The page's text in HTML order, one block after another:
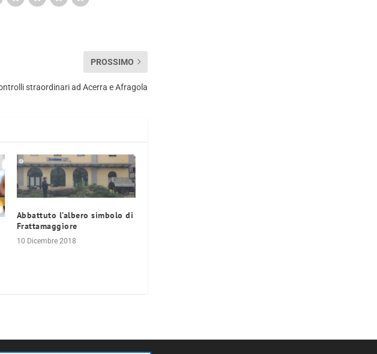
PROSSIMO
straordinari ad Acerra e Afragola
Abbattuto l’albero simbolo di
Frattamaggiore
10 Dicembre 2018